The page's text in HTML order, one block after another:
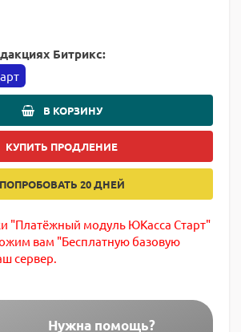
Битрикс:
В КОРЗИНУ
КУПИТЬ ПРОДЛЕНИЕ
ПОПРОБОВАТЬ 20 ДНЕЙ
"Платёжный модуль ЮКасса Старт"
вам "Бесплатную базовую
сервер.
Нужна помощь?